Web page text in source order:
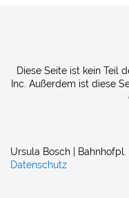
Diese Seite ist kein Teil
Inc. Außerdem ist diese
Ursula Bosch | Bahnhofpl.
Datenschutz